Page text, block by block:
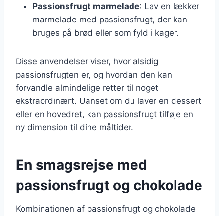
Passionsfrugt marmelade: Lav en lækker
marmelade med passionsfrugt, der kan
bruges på brød eller som fyld i kager.
Disse anvendelser viser, hvor alsidig
passionsfrugten er, og hvordan den kan
forvandle almindelige retter til noget
ekstraordinært. Uanset om du laver en dessert
eller en hovedret, kan passionsfrugt tilføje en
ny dimension til dine måltider.
En smagsrejse med
passionsfrugt og chokolade
Kombinationen af passionsfrugt og chokolade